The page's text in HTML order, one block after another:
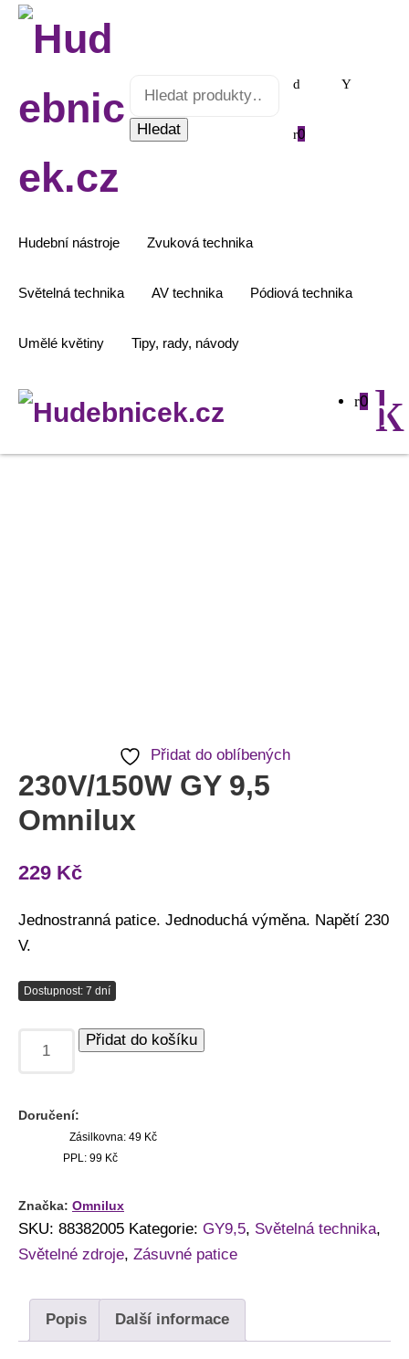
Hledat:
Hledat 0
Hudební nástroje Zvuková technika
Světelná technika AV technika Pódiová technika
Umělé květiny Tipy, rady, návody
0
Přidat do oblíbených
230V/150W GY 9,5
Omnilux
229 Kč
Jednostranná patice. Jednoduchá výměna. Napětí 230
V.
Dostupnost: 7 dní
Přidat do košíku
Doručení:
Zásilkovna: 49 Kč
PPL: 99 Kč
Značka: Omnilux
SKU: 88382005 Kategorie: GY9,5, Světelná technika,
Světelné zdroje, Zásuvné patice
Popis Další informace